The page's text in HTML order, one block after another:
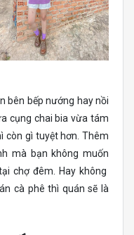
bên bếp nướng hay nồi
cụng chai bia vừa tám
còn gì tuyệt hơn. Thêm
mà bạn không muốn
chợ đêm. Hay không
cà phê thì quán sẽ là